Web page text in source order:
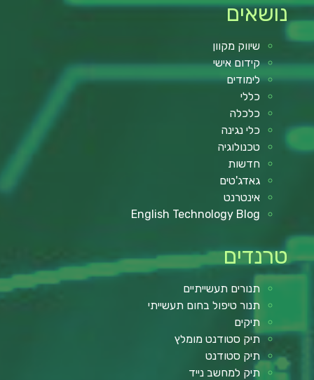
נושאים
שיווק מקוון
קידום אישי
לימודים
כללי
כלכלה
כלי נגינה
טכנולוגיה
חדשות
גאדג'טים
אינטרנט
English Technology Blog
טרנדים
תנורים תעשייתיים
תנור טיפול בחום תעשייתי
תיקים
תיק סטודנט מומלץ
תיק סטודנט
תיק למחשב נייד